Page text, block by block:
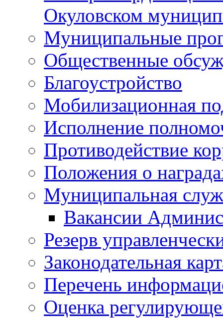
Окуловском
Муниципальные
Общественные
Благоустройство
Мобилизационная
Исполнение
Противодействие
Положения о
Муниципальная
Вакансии
Резерв
Законодательная
Перечень
Оценка